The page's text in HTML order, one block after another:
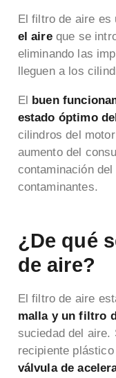
El filtro de aire es
el aireque se
eliminando las
lleguen a los
El buen
estado óptimo
cilindros del
aumento del
contaminación
contaminantes.
¿De qué
de aire?
El filtro de aire
malla y un filtro
suciedad del aire.
recipiente plástico
válvula de